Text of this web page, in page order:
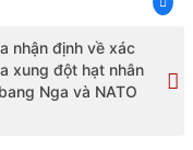
nhận định về xác
xung đột hạt nhân
Nga và NATO